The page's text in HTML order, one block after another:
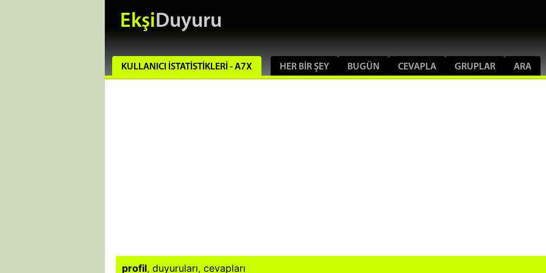
EkşiDuyuru
KULLANICI İSTATISTIKLERI - A7X HER BIR ŞEY BUGÜN CEVAPLA GRUPLAR ARA
profil, duyuruları, cevapları